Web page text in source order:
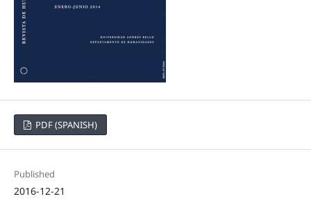
PDF (SPANISH)
Published
2016-12-21